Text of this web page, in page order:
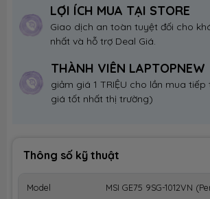
LỢI ÍCH MUA TẠI STORE
Giao dịch an toàn tuyệt đối cho
nhất và hỗ trợ Deal Giá.
THÀNH VIÊN LAPTOPNEW
giảm giá 1 TRIỆU cho lần mua
giá tốt nhất thị trường)
Thông số kỹ thuật
Model MSI GE75 9SG-1012VN